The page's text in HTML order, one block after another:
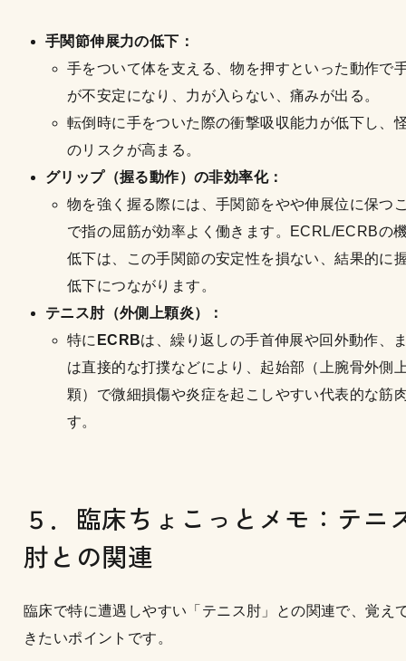
手関節伸展力の低下：
手をついて体を支える、物を押すといった動作で
が不安定になり、力が入らない、痛みが出る。
転倒時に手をついた際の衝撃吸収能力が低下し、
のリスクが高まる。
グリップ（握る動作）の非効率化：
物を強く握る際には、手関節をやや伸展位に保つ
で指の屈筋が効率よく働きます。ECRL/ECRBの
低下は、この手関節の安定性を損ない、結果的に
低下につながります。
テニス肘（外側上顆炎）：
特に ECRBは、繰り返しの手首伸展や回外動作、
は直接的な打撲などにより、起始部（上腕骨外側
顆）で微細損傷や炎症を起こしやすい代表的な筋
す。
５．臨床ちょこっとメモ：テニ
肘との関連
臨床で特に遭遇しやすい「テニス肘」との関連で、覚え
きたいポイントです。